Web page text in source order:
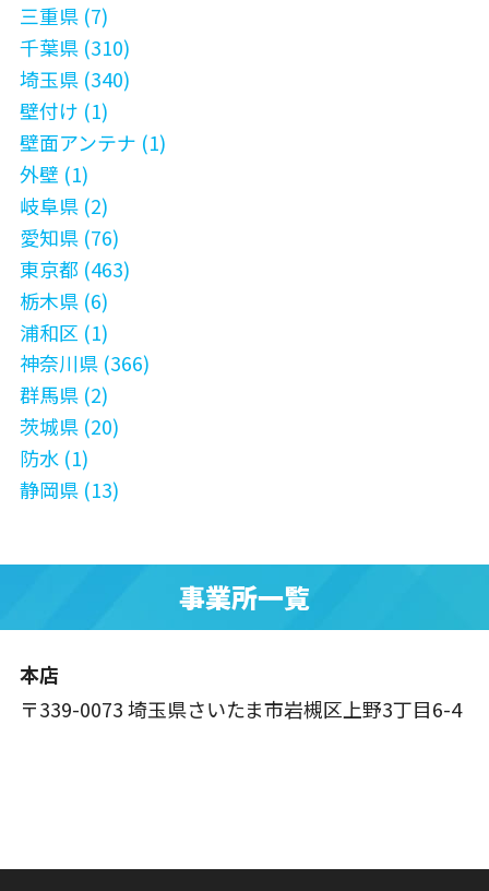
三重県 (7)
千葉県 (310)
埼玉県 (340)
壁付け (1)
壁面アンテナ (1)
外壁 (1)
岐阜県 (2)
愛知県 (76)
東京都 (463)
栃木県 (6)
浦和区 (1)
神奈川県 (366)
群馬県 (2)
茨城県 (20)
防水 (1)
静岡県 (13)
事業所一覧
本店
〒339-0073 埼玉県さいたま市岩槻区上野3丁目6-4